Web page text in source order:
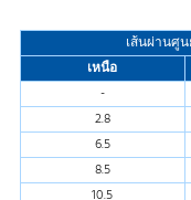
เส้นผ่านศู
เหนือ
-
2.8
6.5
8.5